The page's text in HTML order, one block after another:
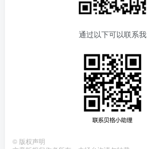
通过以下可以联系我
© 版权声明